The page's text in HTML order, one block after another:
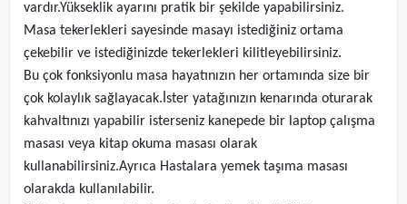
vardır.Yükseklik ayarını pratik bir şekilde yapabilirsiniz.
Masa tekerlekleri sayesinde masayı istediğiniz ortama
çekebilir ve istediğinizde tekerlekleri kilitleyebilirsiniz.
Bu çok fonksiyonlu masa hayatınızın her ortamında size bir
çok kolaylık sağlayacak.İster yatağınızın kenarında oturarak
kahvaltınızı yapabilir isterseniz kanepede bir laptop çalışma
masası veya kitap okuma masası olarak
kullanabilirsiniz.Ayrıca Hastalara yemek taşıma masası
olarakda kullanılabilir.